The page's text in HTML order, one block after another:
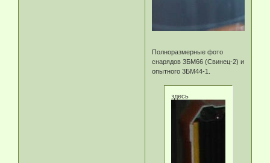
Полноразмерные фото
снарядов 3БМ66 (Свинец-2) и
опытного 3БМ44-1.
здесь